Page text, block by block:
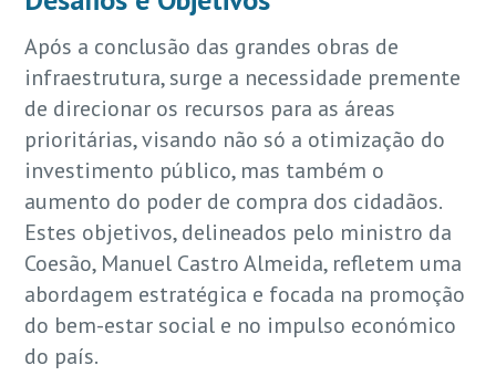
Após a conclusão das grandes obras de
infraestrutura, surge a necessidade premente
de direcionar os recursos para as áreas
prioritárias, visando não só a otimização do
investimento público, mas também o
aumento do poder de compra dos cidadãos.
Estes objetivos, delineados pelo ministro da
Coesão, Manuel Castro Almeida, refletem uma
abordagem estratégica e focada na promoção
do bem-estar social e no impulso económico
do país.